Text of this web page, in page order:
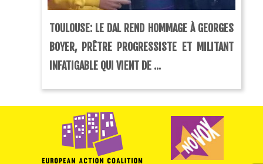
TOULOUSE: LE DAL REND HOMMAGE À GEORGES
BOYER, PRÊTRE PROGRESSISTE ET MILITANT
INFATIGABLE QUI VIENT DE ...